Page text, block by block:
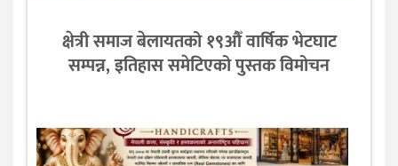
क्षेत्री समाज बेलायतको १९औँ वार्षिक भेटघाट
सम्पन्न, इतिहास समेटिएको पुस्तक विमोचन